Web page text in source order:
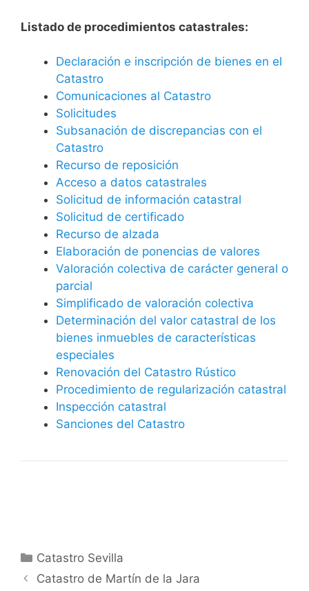
Listado de procedimientos catastrales:
Declaración e inscripción de bienes en el
Catastro
Comunicaciones al Catastro
Solicitudes
Subsanación de discrepancias con el
Catastro
Recurso de reposición
Acceso a datos catastrales
Solicitud de información catastral
Solicitud de certificado
Recurso de alzada
Elaboración de ponencias de valores
Valoración colectiva de carácter general o
parcial
Simplificado de valoración colectiva
Determinación del valor catastral de los
bienes inmuebles de características
especiales
Renovación del Catastro Rústico
Procedimiento de regularización catastral
Inspección catastral
Sanciones del Catastro
Categorías
Catastro Sevilla
Catastro de Martín de la Jara